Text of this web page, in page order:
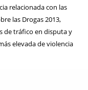
relacionada con las
las Drogas 2013,
de tráfico en disputa y
elevada de violencia